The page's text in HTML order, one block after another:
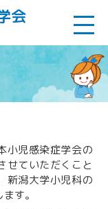
会
小児感染症学会の
せていただくこと
新潟大学小児科の
す。